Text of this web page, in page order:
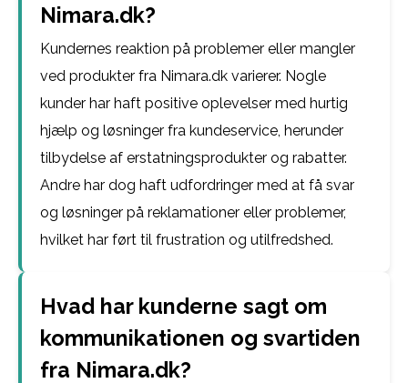
Nimara.dk?
Kundernes reaktion på problemer eller mangler
ved produkter fra Nimara.dk varierer. Nogle
kunder har haft positive oplevelser med hurtig
hjælp og løsninger fra kundeservice, herunder
tilbydelse af erstatningsprodukter og rabatter.
Andre har dog haft udfordringer med at få svar
og løsninger på reklamationer eller problemer,
hvilket har ført til frustration og utilfredshed.
Hvad har kunderne sagt om
kommunikationen og svartiden
fra Nimara.dk?